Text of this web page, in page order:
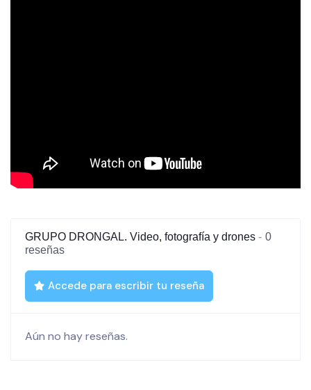
GRUPO DRONGAL. Video, fotografía y drones
0
reseñas
Accede para escribir tu reseña
Aún no hay reseñas.